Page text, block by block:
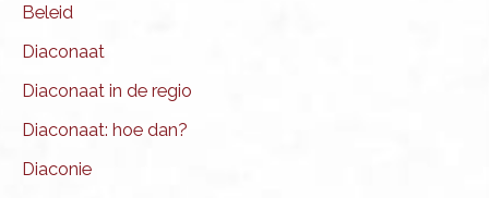
Beleid
Diaconaat
Diaconaat in de regio
Diaconaat: hoe dan?
Diaconie